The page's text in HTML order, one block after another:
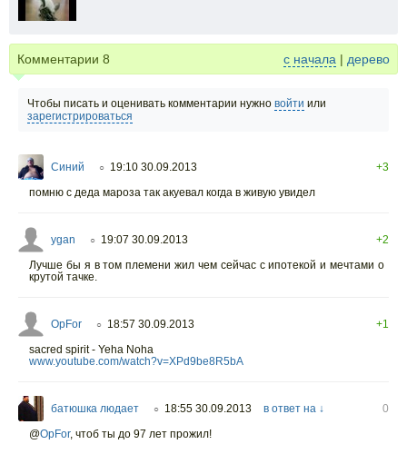
Комментарии 8 с начала | дерево
Чтобы писать и оценивать комментарии нужно войти или
зарегистрироваться
Синий ○ 19:10 30.09.2013
+3
помню с деда мароза так акуевал когда в живую увидел
ygan ○ 19:07 30.09.2013
+2
Лучше бы я в том племени жил чем сейчас с ипотекой и мечтами о
крутой тачке.
OpFor ○ 18:57 30.09.2013
+1
sacred spirit - Yeha Noha
www.youtube.com/watch?v=XPd9be8R5bA
батюшка людает ○ 18:55 30.09.2013 в ответ на ↓
0
@OpFor, чтоб ты до 97 лет прожил!